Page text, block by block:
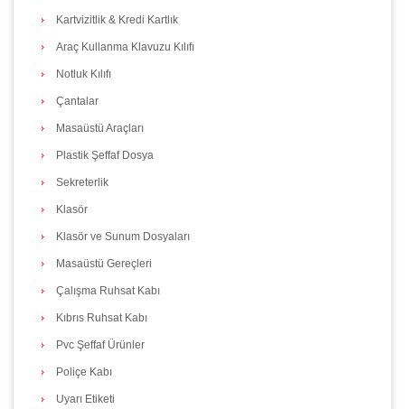
Kartvizitlik & Kredi Kartlık
Araç Kullanma Klavuzu Kılıfı
Notluk Kılıfı
Çantalar
Masaüstü Araçları
Plastik Şeffaf Dosya
Sekreterlik
Klasör
Klasör ve Sunum Dosyaları
Masaüstü Gereçleri
Çalışma Ruhsat Kabı
Kıbrıs Ruhsat Kabı
Pvc Şeffaf Ürünler
Poliçe Kabı
Uyarı Etiketi